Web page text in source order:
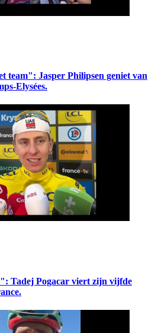
team": Jasper Philipsen geniet van
Elysées.
Tadej Pogacar viert zijn vijfde